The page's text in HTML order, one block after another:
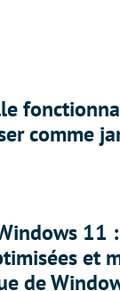
comme
et
de